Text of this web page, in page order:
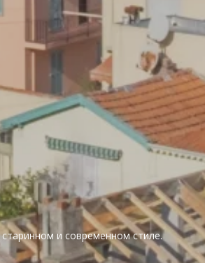
и современном стиле.